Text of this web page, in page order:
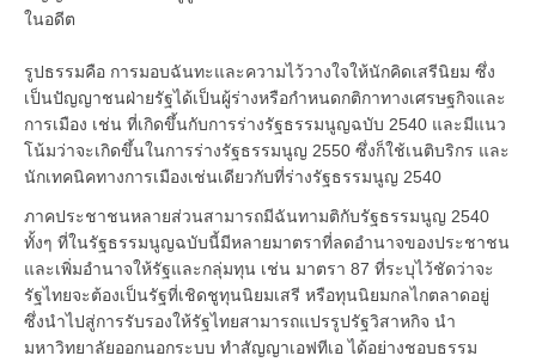
ในอดีต
รูปธรรมคือ การมอบฉันทะและความไว้วางใจให้นักคิดเสรีนิยม ซึ่ง
เป็นปัญญาชนฝ่ายรัฐได้เป็นผู้ร่างหรือกำหนดกติกาทางเศรษฐกิจและ
การเมือง เช่น ที่เกิดขึ้นกับการร่างรัฐธรรมนูญฉบับ 2540 และมีแนว
โน้มว่าจะเกิดขึ้นในการร่างรัฐธรรมนูญ 2550 ซึ่งก็ใช้เนติบริกร และ
นักเทคนิคทางการเมืองเช่นเดียวกับที่ร่างรัฐธรรมนูญ 2540
ภาคประชาชนหลายส่วนสามารถมีฉันทามติกับรัฐธรรมนูญ 2540
ทั้งๆ ที่ในรัฐธรรมนูญฉบับนี้มีหลายมาตราที่ลดอำนาจของประชาชน
และเพิ่มอำนาจให้รัฐและกลุ่มทุน เช่น มาตรา 87 ที่ระบุไว้ชัดว่าจะ
รัฐไทยจะต้องเป็นรัฐที่เชิดชูทุนนิยมเสรี หรือทุนนิยมกลไกตลาดอยู่
ซึ่งนำไปสู่การรับรองให้รัฐไทยสามารถแปรรูปรัฐวิสาหกิจ นำ
มหาวิทยาลัยออกนอกระบบ ทำสัญญาเอฟทีเอ ได้อย่างชอบธรรม